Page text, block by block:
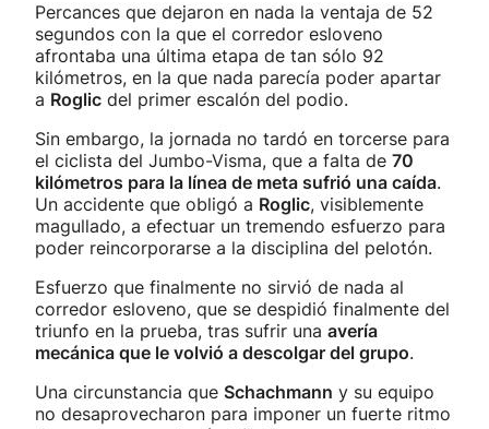
Percances que dejaron en nada la ventaja de 52
segundos con la que el corredor esloveno
afrontaba una última etapa de tan sólo 92
kilómetros, en la que nada parecía poder apartar
a Roglic del primer escalón del podio.
Sin embargo, la jornada no tardó en torcerse para
el ciclista del Jumbo-Visma, que a falta de 70
kilómetros para la línea de meta sufrió una caída.
Un accidente que obligó a Roglic, visiblemente
magullado, a efectuar un tremendo esfuerzo para
poder reincorporarse a la disciplina del pelotón.
Esfuerzo que finalmente no sirvió de nada al
corredor esloveno, que se despidió finalmente del
triunfo en la prueba, tras sufrir una avería
mecánica que le volvió a descolgar del grupo.
Una circunstancia que Schachmann y su equipo
no desaprovecharon para imponer un fuerte ritmo